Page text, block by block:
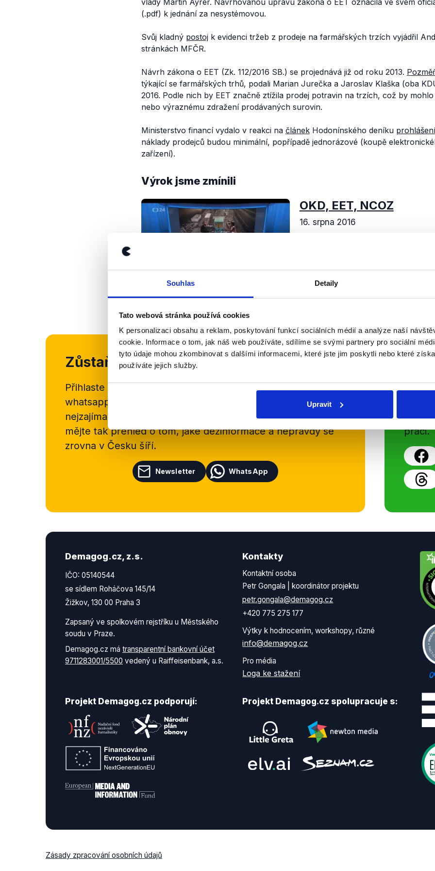
Souhlas Detaily
Tato webová stránka používá cookies
K personalizaci obsahu a reklam, poskytování funkcí sociálních médií a analýze naší
cookie. Informace o tom, jak náš web používáte, sdílíme se svými partnery pro sociální
tyto údaje mohou zkombinovat s dalšími informacemi, které jste jim poskytli nebo které
používáte jejich služby.
Upravit
vlády Martin Ayrer. Navrhovanou úpravu zákona o EET označila ve svém
(.pdf) k jednání za nesystémovou.
Svůj kladný postojk evidenci tržeb z prodeje na farmářských trzích vyjádřil
stránkách MFČR.
Návrh zákona o EET (Zk. 112/2016 SB.) se projednává již od roku 2013.
týkající se farmářských trhů, podali Marian Jurečka a Jaroslav Klaška (oba
2016. Podle nich by EET značně ztížila prodej potravin na trzích, což by
nebo výraznému zdražení prodávaných surovin.
Ministerstvo financí vydalo v reakci na článekHodonínského deníku prohlášení
náklady prodejců budou minimální, popřípadě jednorázové (koupě
zařízení).
Výrok jsme zmínili
OKD, EET, NCOZ
16. srpna 2016
nepravda a dva zavádějící
Zůstaňme v kontaktu
Přihlaste se k odběru našeho
newsletteru nebo
whatsappového kanálu, kde pravidelně přinášíme shrnutí
nejzajímavějších článků a analýz. Začněte nás odebírat, a
mějte tak přehled o tom, jaké dezinformace a nepravdy se
zrovna v Česku šíří.
Newsletter WhatsApp
práci.
Demagog.cz, z.s.
IČO: 05140544
se sídlem Roháčova 145/14
Žižkov, 130 00 Praha 3
Zapsaný ve spolkovém rejstříku u Městského
soudu v Praze.
Demagog.cz má transparentní bankovní účet
9711283001/5500 vedený u Raiffeisenbank, a.s.
Kontakty
Kontaktní osoba
Petr Gongala | koordinátor projektu
petr.gongala@demagog.cz
+420 775 275 177
Výtky k hodnocením, workshopy, různé
info@demagog.cz
Pro média
Loga ke stažení
Projekt Demagog.cz podporují: Projekt Demagog.cz spolupracuje s:
Zásady zpracování osobních údajů